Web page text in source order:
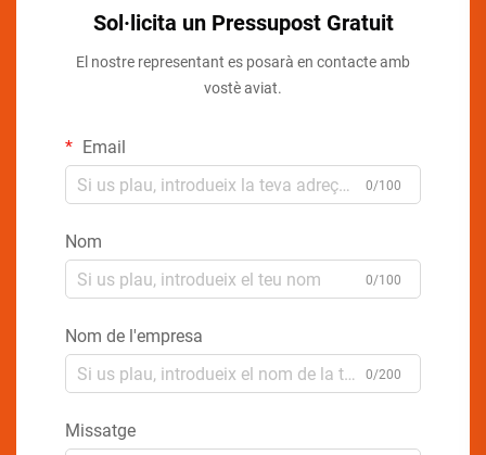
Sol·licita un Pressupost Gratuit
El nostre representant es posarà en contacte amb
vostè aviat.
Email
0/100
Nom
0/100
Nom de l'empresa
0/200
Missatge